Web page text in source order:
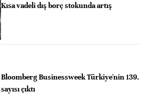
Kısa vadeli dış borç stokunda artış
Bloomberg Businessweek Türkiye'nin 139.
sayısı çıktı